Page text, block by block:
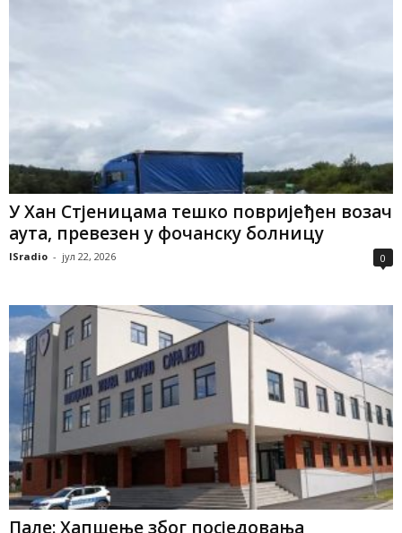
У Хан Стјеницама тешко повријеђен возач
аута, превезен у фочанску болницу
ISradio - јул 22, 2026 0
Пале: Хапшење због посједовања